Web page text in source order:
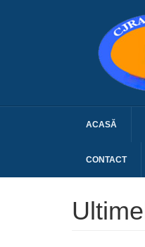
ACASĂ
CONTACT